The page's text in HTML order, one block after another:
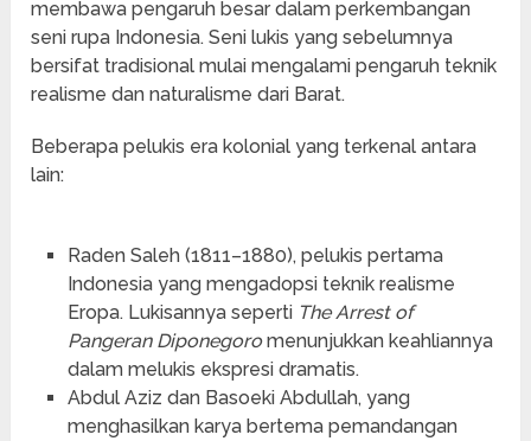
membawa pengaruh besar dalam perkembangan
seni rupa Indonesia. Seni lukis yang sebelumnya
bersifat tradisional mulai mengalami pengaruh teknik
realisme dan naturalisme dari Barat.
Beberapa pelukis era kolonial yang terkenal antara
lain:
Raden Saleh (1811–1880), pelukis pertama
Indonesia yang mengadopsi teknik realisme
Eropa. Lukisannya seperti The Arrest of
Pangeran Diponegoromenunjukkan keahliannya
dalam melukis ekspresi dramatis.
Abdul Aziz dan Basoeki Abdullah, yang
menghasilkan karya bertema pemandangan